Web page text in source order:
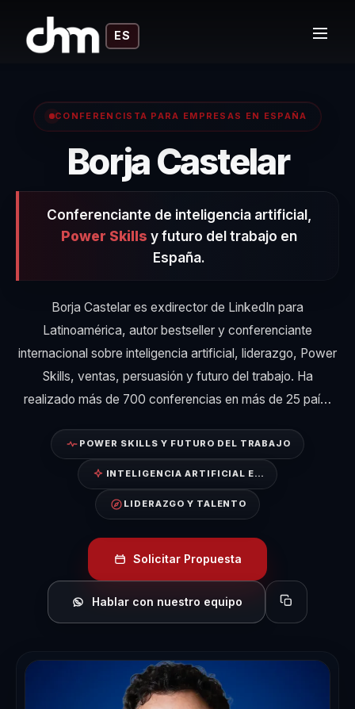
ES
CONFERENCISTA PARA EMPRESAS EN ESPAÑA
Borja Castelar|
Conferenciante de inteligencia artificial,
Power Skills y futuro del trabajo en
España.
Borja Castelar es exdirector de LinkedIn para
Latinoamérica, autor bestseller y conferenciante
internacional sobre inteligencia artificial, liderazgo, Power
Skills, ventas, persuasión y futuro del trabajo. Ha
realizado más de 700 conferencias en más de 25 paí…
POWER SKILLS Y FUTURO DEL TRABAJO
INTELIGENCIA ARTIFICIAL E…
LIDERAZGO Y TALENTO
Solicitar Propuesta
Hablar con nuestro equipo Copiar perfil